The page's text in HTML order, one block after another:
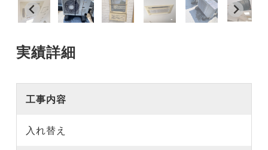
実績詳細
工事内容
入れ替え